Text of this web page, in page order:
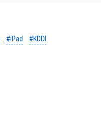
#iPad #KDDI